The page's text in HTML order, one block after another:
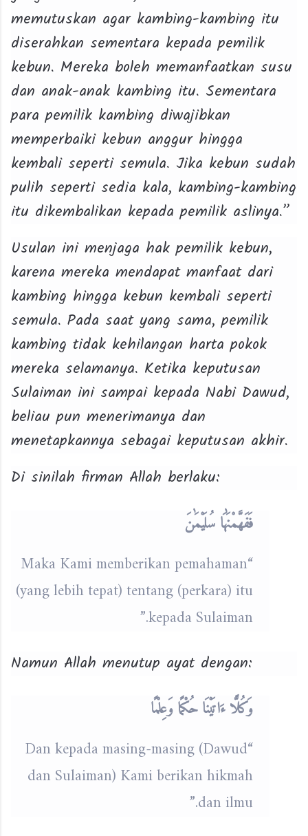
memutuskan agar kambing-kambing itu
diserahkan sementara kepada pemilik
kebun. Mereka boleh memanfaatkan susu
dan anak-anak kambing itu. Sementara
para pemilik kambing diwajibkan
memperbaiki kebun anggur hingga
kembali seperti semula. Jika kebun sudah
pulih seperti sedia kala, kambing-kambing
itu dikembalikan kepada pemilik aslinya.”
Usulan ini menjaga hak pemilik kebun,
karena mereka mendapat manfaat dari
kambing hingga kebun kembali seperti
semula. Pada saat yang sama, pemilik
kambing tidak kehilangan harta pokok
mereka selamanya. Ketika keputusan
Sulaiman ini sampai kepada Nabi Dawud,
beliau pun menerimanya dan
menetapkannya sebagai keputusan akhir.
Di sinilah firman Allah berlaku:
فَفَهَّمْنَٰهَا سُلَيْمَٰنَ
“Maka Kami memberikan pemahaman
(yang lebih tepat) tentang (perkara) itu
kepada Sulaiman.”
Namun Allah menutup ayat dengan:
وَكُلًّا ءَاتَيْنَا حُكْمًا وَعِلْمًا
“Dan kepada masing-masing (Dawud
dan Sulaiman) Kami berikan hikmah
dan ilmu.”